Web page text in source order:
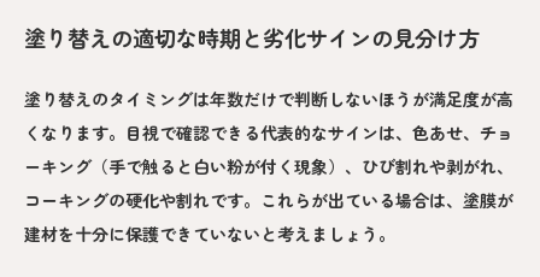
塗り替えの適切な時期と劣化サインの見分け方
塗り替えのタイミングは年数だけで判断しないほうが満足度が高
くなります。目視で確認できる代表的なサインは、色あせ、チョ
ーキング（手で触ると白い粉が付く現象）、ひび割れや剥がれ、
コーキングの硬化や割れです。これらが出ている場合は、塗膜が
建材を十分に保護できていないと考えましょう。